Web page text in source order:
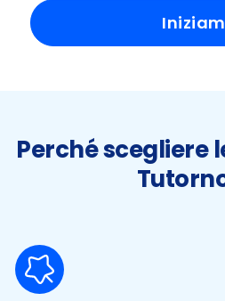
Perché scegliere